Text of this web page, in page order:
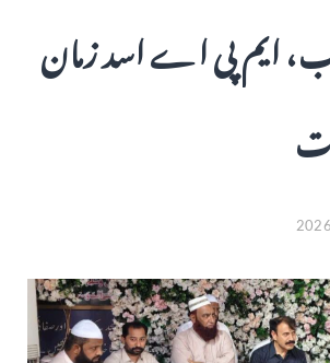
ایم پی اے اسد زمان